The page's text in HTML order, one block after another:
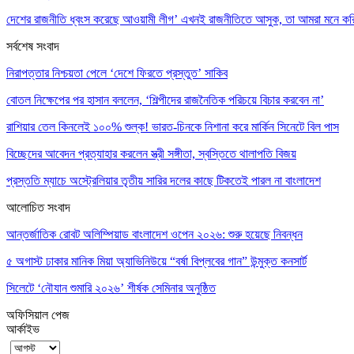
দেশের রাজনীতি ধ্বংস করেছে আওয়ামী লীগ’ এখনই রাজনীতিতে আসুক, তা আমরা মনে
সর্বশেষ সংবাদ
নিরাপত্তার নিশ্চয়তা পেলে ‘দেশে ফিরতে প্রস্তুত’ সাকিব
বোতল নিক্ষেপের পর হাসান বললেন, ‘শিল্পীদের রাজনৈতিক পরিচয়ে বিচার করবেন না’
রাশিয়ার তেল কিনলেই ১০০% শুল্ক! ভারত-চিনকে নিশানা করে মার্কিন সিনেটে বিল পাস
বিচ্ছেদের আবেদন প্রত্যাহার করলেন স্ত্রী সঙ্গীতা, স্বস্তিতে থালাপতি বিজয়
প্রস্ততি ম্যাচে অস্ট্রেলিয়ার তৃতীয় সারির দলের কাছে টিকতেই পারল না বাংলাদেশ
আলোচিত সংবাদ
আন্তর্জাতিক রোবট অলিম্পিয়াড বাংলাদেশ ওপেন ২০২৬: শুরু হয়েছে নিবন্ধন
৫ অগাস্ট ঢাকার মানিক মিয়া অ্যাভিনিউয়ে “বর্ষা বিপ্লবের গান” উন্মুক্ত কনসার্ট
সিলেটে ‘নৌযান শুমারি ২০২৬’ শীর্ষক সেমিনার অনুষ্ঠিত
অফিসিয়াল পেজ
আর্কাইভ